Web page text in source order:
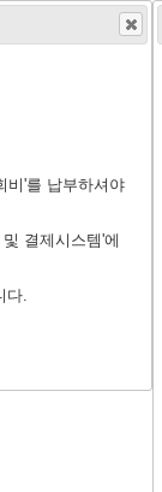
지
정
회에
비'를 납부하셔야
결제시스템'에
다.